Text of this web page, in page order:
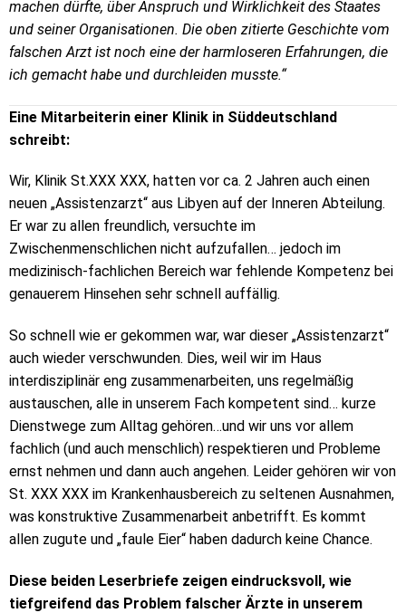
machen dürfte, über Anspruch und Wirklichkeit des Staates
und seiner Organisationen. Die oben zitierte Geschichte vom
falschen Arzt ist noch eine der harmloseren Erfahrungen, die
ich gemacht habe und durchleiden musste.“
Eine Mitarbeiterin einer Klinik in Süddeutschland
schreibt:
Wir, Klinik St.XXX XXX, hatten vor ca. 2 Jahren auch einen
neuen „Assistenzarzt“ aus Libyen auf der Inneren Abteilung.
Er war zu allen freundlich, versuchte im
Zwischenmenschlichen nicht aufzufallen… jedoch im
medizinisch-fachlichen Bereich war fehlende Kompetenz bei
genauerem Hinsehen sehr schnell auffällig.
So schnell wie er gekommen war, war dieser „Assistenzarzt“
auch wieder verschwunden. Dies, weil wir im Haus
interdisziplinär eng zusammenarbeiten, uns regelmäßig
austauschen, alle in unserem Fach kompetent sind… kurze
Dienstwege zum Alltag gehören…und wir uns vor allem
fachlich (und auch menschlich) respektieren und Probleme
ernst nehmen und dann auch angehen. Leider gehören wir von
St. XXX XXX im Krankenhausbereich zu seltenen Ausnahmen,
was konstruktive Zusammenarbeit anbetrifft. Es kommt
allen zugute und „faule Eier“ haben dadurch keine Chance.
Diese beiden Leserbriefe zeigen eindrucksvoll, wie
tiefgreifend das Problem falscher Ärzte in unserem